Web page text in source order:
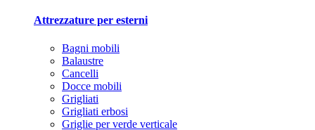
Attrezzature per esterni
Bagni mobili
Balaustre
Cancelli
Docce mobili
Grigliati
Grigliati erbosi
Griglie per verde verticale